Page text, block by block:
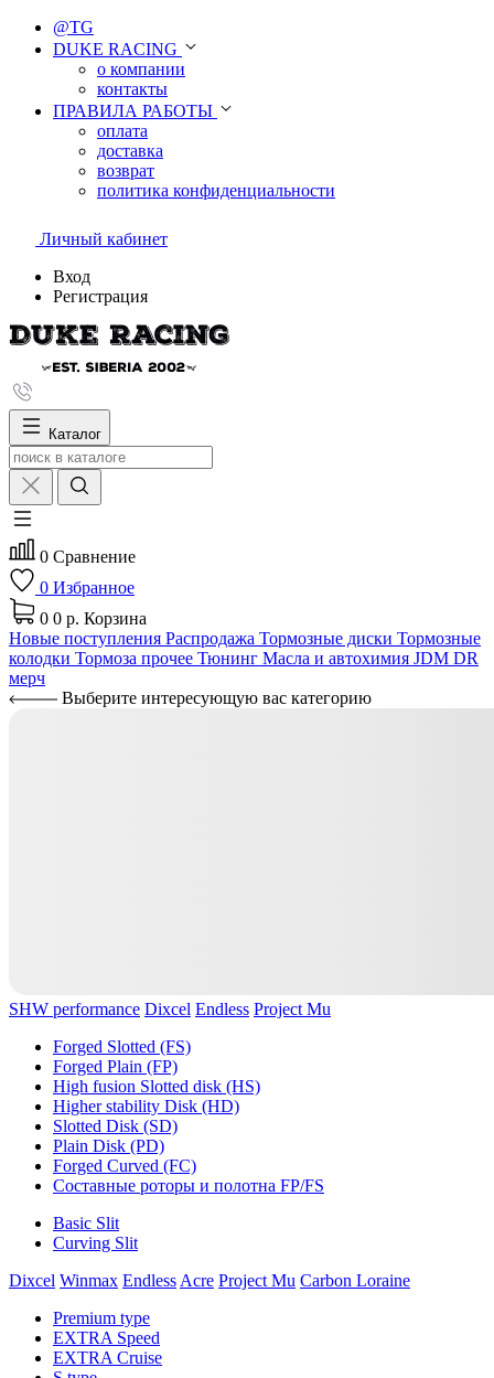
@TG
DUKE RACING
о компании
контакты
ПРАВИЛА РАБОТЫ
оплата
доставка
возврат
политика конфиденциальности
Личный кабинет
Вход
Регистрация
Каталог
0 Сравнение
0 Избранное
0 0 р. Корзина
Новые поступления Распродажа Тормозные диски Тормозные
колодки Тормоза прочее Тюнинг Масла и автохимия JDM DR
мерч
Выберите интересующую вас категорию
SHW performance Dixcel Endless Project Mu
Forged Slotted (FS)
Forged Plain (FP)
High fusion Slotted disk (HS)
Higher stability Disk (HD)
Slotted Disk (SD)
Plain Disk (PD)
Forged Curved (FC)
Составные роторы и полотна FP/FS
Basic Slit
Curving Slit
Dixcel Winmax Endless Acre Project Mu Carbon Loraine
Premium type
EXTRA Speed
EXTRA Cruise